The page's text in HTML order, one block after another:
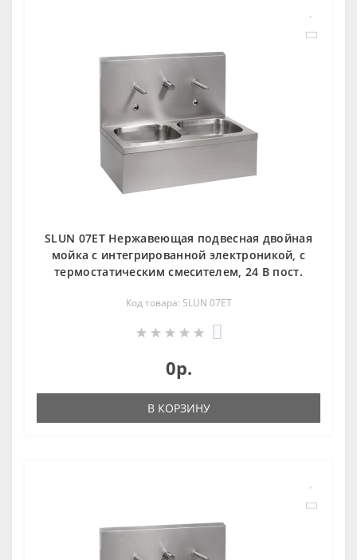
SLUN 07ET Нержавеющая подвесная двойная
мойка с интегрированной электроникой, с
термостатическим смесителем, 24 В пост.
Код товара: SLUN 07ET
0р.
В КОРЗИНУ